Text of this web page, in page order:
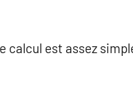
calcul est assez